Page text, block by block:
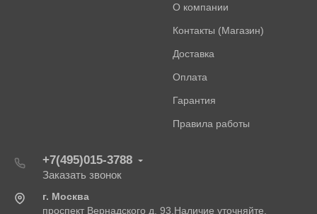
О компании
Контакты (Магазин)
Доставка
Оплата
Гарантия
Правила работы
+7(495)015-3788
Заказать звонок
г. Москва
проспект Вернадского д. 93.Наличие уточняйте.